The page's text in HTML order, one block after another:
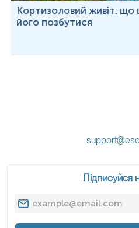
Кортизоловий живіт: що
його позбутися
Підписуйся